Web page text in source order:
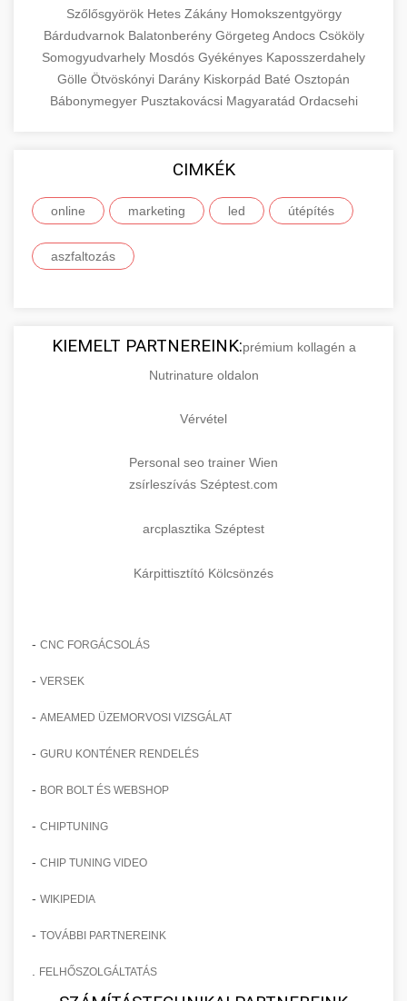
Szőlősgyörök Hetes Zákány Homokszentgyörgy
Bárdudvarnok Balatonberény Görgeteg Andocs Csököly
Somogyudvarhely Mosdós Gyékényes Kaposszerdahely
Gölle Ötvöskónyi Darány Kiskorpád Baté Osztopán
Bábonymegyer Pusztakovácsi Magyaratád Ordacsehi
CIMKÉK
online marketing led útépítés
aszfaltozás
KIEMELT PARTNEREINK:prémium kollagén a
Nutrinature oldalon
Vérvétel
Personal seo trainer Wien
zsírleszívás Széptest.com
arcplasztika Széptest
Kárpittisztító Kölcsönzés
- CNC FORGÁCSOLÁS
- VERSEK
- AMEAMED ÜZEMORVOSI VIZSGÁLAT
- GURU KONTÉNER RENDELÉS
- BOR BOLT ÉS WEBSHOP
- CHIPTUNING
- CHIP TUNING VIDEO
- WIKIPEDIA
- TOVÁBBI PARTNEREINK
FELHŐSZOLGÁLTATÁS